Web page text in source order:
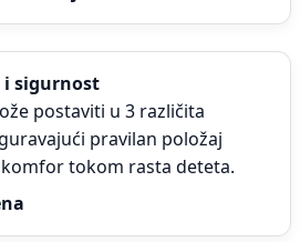
i sigurnost
postaviti u 3 različita
pravilan položaj
tokom rasta deteta.